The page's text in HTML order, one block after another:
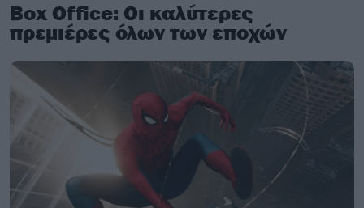
Box Office: Οι καλύτερες
πρεμιέρες όλων των εποχών